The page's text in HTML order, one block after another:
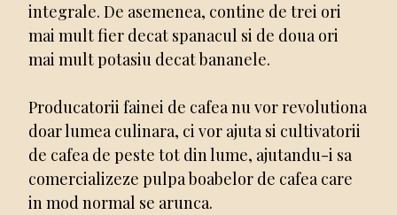
integrale. De asemenea, contine de trei ori
mai mult fier decat spanacul si de doua ori
mai mult potasiu decat bananele.
Producatorii fainei de cafea nu vor revolutiona
doar lumea culinara, ci vor ajuta si cultivatorii
de cafea de peste tot din lume, ajutandu-i sa
comercializeze pulpa boabelor de cafea care
in mod normal se arunca.